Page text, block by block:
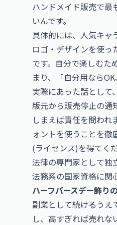
ハンドメイド販売で最
いんです。
具体的には、人気キャ
ロゴ・デザインを使
です。自分で楽しむた
まり、「自分用なら
実際にあった話として
版元から販売停止の通
しまえば責任を問われ
ォントを使うことを
(ライセンス)を得てく
法律の専門家として独
法務系の国家資格に関
ハーフバースデー飾り
副業として続けるうえ
し、高すぎれば売れ